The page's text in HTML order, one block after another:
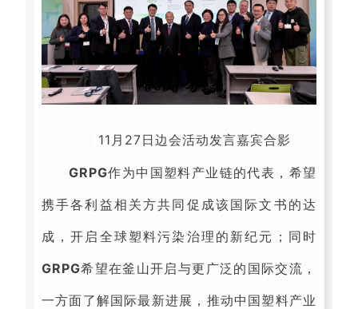
11月27日边会活动发言嘉宾合影
GRPG作为中国塑料产业链的代表，希望
携手各利益相关方共同促成该国际文书的达
成，开启全球塑料污染治理的新纪元；同时
GRPG希望在釜山开启与更广泛的国际交流，
一方面了解国际最新进展，推动中国塑料产业